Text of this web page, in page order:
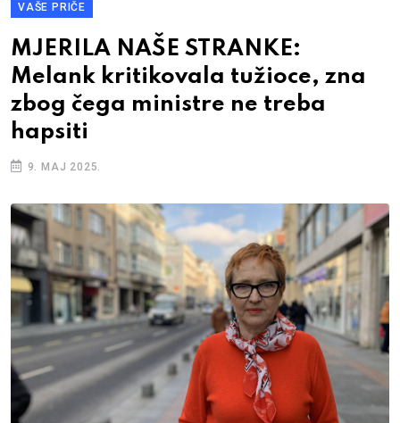
VAŠE PRIČE
MJERILA NAŠE STRANKE:
Melank kritikovala tužioce, zna
zbog čega ministre ne treba
hapsiti
9. MAJ 2025.